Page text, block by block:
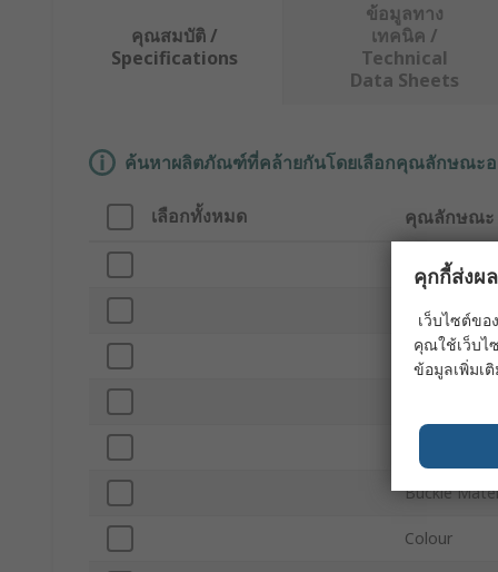
คุณสมบัติ /
Specifications
ข้อมูลทาง
เทคนิค /
Technical
Data Sheets
ค้นหาผลิตภัณฑ์ที่คล้ายกันโดยเลือกคุณลักษณะอ
เลือกทั้งหมด คุณลักษณะ
Brand
Product
Strapping
Buckle
Colour
คุกกี้ส่งผ
เว็บไซต์ข
คุณใช้เว็บไ
ข้อมูลเพิ่มเ